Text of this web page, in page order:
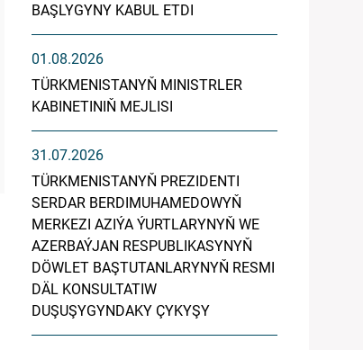
BAŞ­LY­GY­NY KA­BUL ET­DI
01.08.2026
TÜRKMENISTANYŇ MINISTRLER
KABINETINIŇ MEJLISI
31.07.2026
TÜRKMENISTANYŇ PREZIDENTI
SERDAR BERDIMUHAMEDOWYŇ
MERKEZI AZIÝA ÝURTLARYNYŇ WE
AZERBAÝJAN RESPUBLIKASYNYŇ
DÖWLET BAŞTUTANLARYNYŇ RESMI
DÄL KONSULTATIW
DUŞUŞYGYNDAKY ÇYKYŞY